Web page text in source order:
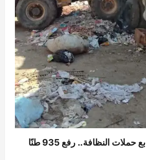
محافظ الغربية يتابع حملات النظافة.. رفع 935 طنًا